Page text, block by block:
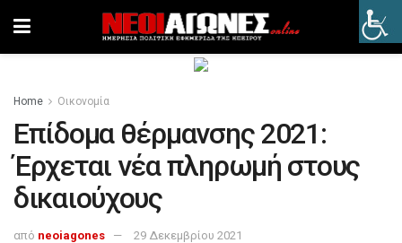
Home Οικονομία
Επίδομα θέρμανσης 2021:
Έρχεται νέα πληρωμή στους
δικαιούχους
από neoiagones 29 Δεκεμβρίου 2021